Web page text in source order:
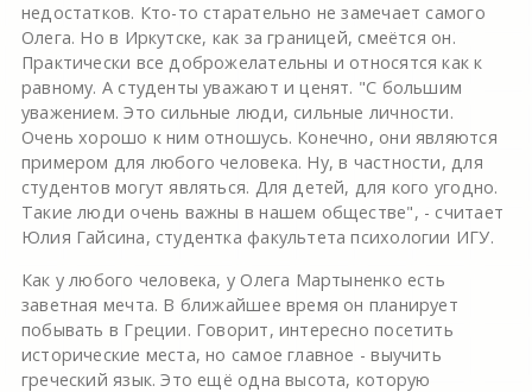
недостатков. Кто-то старательно не замечает самого
Олега. Но в Иркутске, как за границей, смеётся он.
Практически все доброжелательны и относятся как к
равному. А студенты уважают и ценят. "С большим
уважением. Это сильные люди, сильные личности.
Очень хорошо к ним отношусь. Конечно, они являются
примером для любого человека. Ну, в частности, для
студентов могут являться. Для детей, для кого угодно.
Такие люди очень важны в нашем обществе", - считает
Юлия Гайсина, студентка факультета психологии ИГУ.
Как у любого человека, у Олега Мартыненко есть
заветная мечта. В ближайшее время он планирует
побывать в Греции. Говорит, интересно посетить
исторические места, но самое главное - выучить
греческий язык. Это ещё одна высота, которую